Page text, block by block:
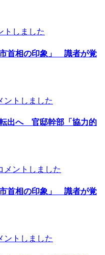
トしました
首相の印象」 識者が覚
ントしました
出へ 官邸幹部「協力的
メントしました
首相の印象」 識者が覚
ントしました